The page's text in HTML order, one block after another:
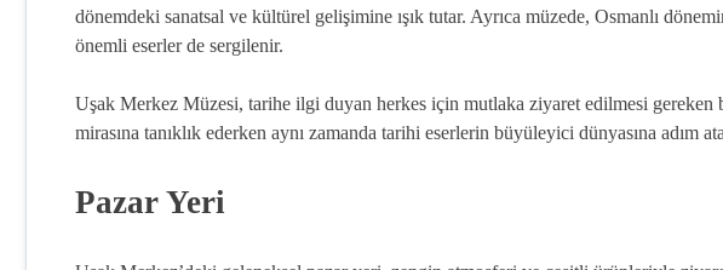
dönemdeki sanatsal ve kültürel gelişimine ışık tutar. Ayrıca müzede, Osmanlı
önemli eserler de sergilenir.
Uşak Merkez Müzesi, tarihe ilgi duyan herkes için mutlaka ziyaret edilmesi gereken
mirasına tanıklık ederken aynı zamanda tarihi eserlerin büyüleyici dünyasına adım
Pazar Yeri